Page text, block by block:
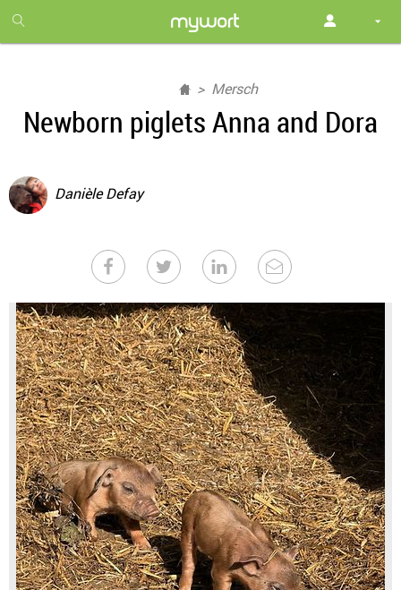
month
free
Mersch
Newborn piglets Anna and Dora
Danièle Defay